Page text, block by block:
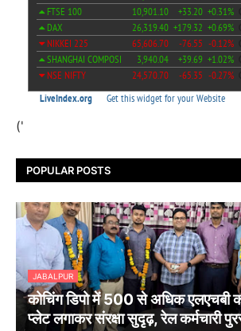
('
POPULAR POSTS
JABALPUR
कोचिंग डिपो में 500 से अधिक एलएचबी
प्लेट लगाकर संरक्षा सुदृढ़, रेल कर्मचारी